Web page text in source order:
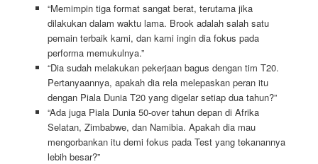
“Memimpin tiga format sangat berat, terutama jika
dilakukan dalam waktu lama. Brook adalah salah satu
pemain terbaik kami, dan kami ingin dia fokus pada
performa memukulnya.”
“Dia sudah melakukan pekerjaan bagus dengan tim T20.
Pertanyaannya, apakah dia rela melepaskan peran itu
dengan Piala Dunia T20 yang digelar setiap dua tahun?”
“Ada juga Piala Dunia 50-over tahun depan di Afrika
Selatan, Zimbabwe, dan Namibia. Apakah dia mau
mengorbankan itu demi fokus pada Test yang tekanannya
lebih besar?”